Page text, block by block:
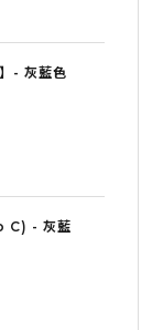
- 灰藍色
C) - 灰藍